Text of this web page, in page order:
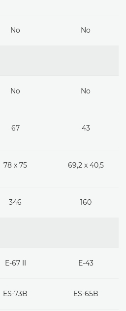
No No
No No
67 43
78 x 75 69,2 x 40,5
346 160
E-67 II E-43
ES-73B ES-65B